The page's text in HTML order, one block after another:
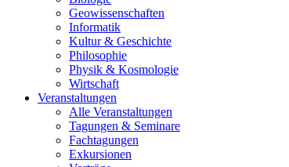
Geowissenschaften
Informatik
Kultur & Geschichte
Philosophie
Physik & Kosmologie
Wirtschaft
Veranstaltungen
Alle Veranstaltungen
Tagungen & Seminare
Fachtagungen
Exkursionen